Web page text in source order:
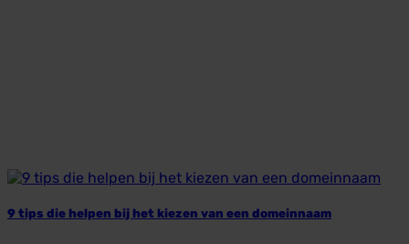
9 tips die helpen bij het kiezen van een domeinnaam